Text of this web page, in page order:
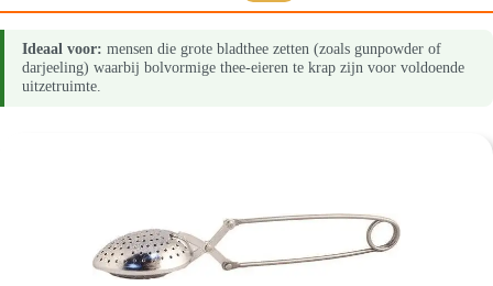
Ideaal voor: mensen die grote bladthee zetten (zoals gunpowder of
darjeeling) waarbij bolvormige thee-eieren te krap zijn voor voldoende
uitzetruimte.